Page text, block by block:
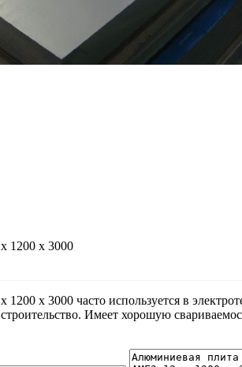
1200 х 3000
х 3000 часто используется в
Имеет хорошую